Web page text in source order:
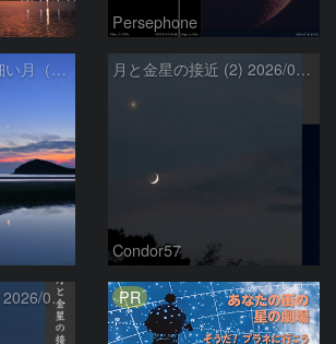
Persephone
金星、レグレス、細い月（７月１６日） 月と金星の接近 (2) 2026/07/17
Condor57
月と金星の接近 (1) 2026/07/17 PR